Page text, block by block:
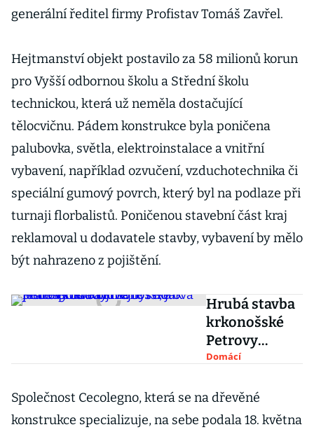
generální ředitel firmy Profistav Tomáš Zavřel.
Hejtmanství objekt postavilo za 58 milionů korun
pro Vyšší odbornou školu a Střední školu
technickou, která už neměla dostačující
tělocvičnu. Pádem konstrukce byla poničena
palubovka, světla, elektroinstalace a vnitřní
vybavení, například ozvučení, vzduchotechnika či
speciální gumový povrch, který byl na podlaze při
turnaji florbalistů. Poničenou stavební část kraj
reklamoval u dodavatele stavby, vybavení by mělo
být nahrazeno z pojištění.
Hrubá stavba
krkonošské
Petrovy
boudy má být
letos.
Podívejte se,
Domácí
Společnost Cecolegno, která se na dřevěné
konstrukce specializuje, na sebe podala 18. května